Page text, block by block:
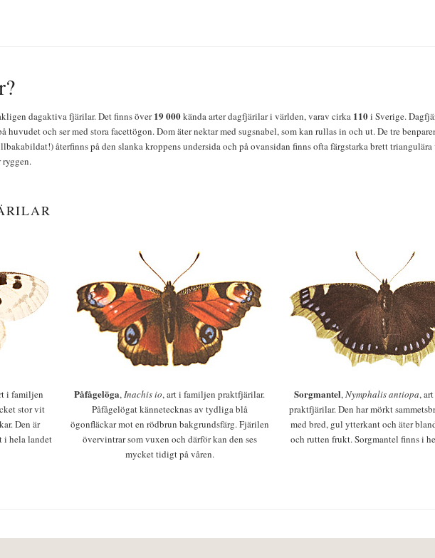
dagaktiva fjärilar. Det finns över19 000kända arter dagfjärilar i världen, varav cirka 110i Sverige.
huvudet och ser med stora facettögon. Dom äter nektar med sugsnabel, som kan rullas in och ut. De tre
återfinns på den slanka kroppens undersida och på ovansidan finns ofta färgstarka brett
ryggen.
i familjen
stor vit
Den är
i hela landet
Påfågelöga,Inachis io, art i familjen praktfjärilar.
Påfågelögat kännetecknas av tydliga blå
ögonfläckar mot en rödbrun bakgrundsfärg. Fjärilen
övervintrar som vuxen och därför kan den ses
mycket tidigt på våren.
Sorgmantel,Nymphalis antiopa,
praktfjärilar. Den har mörkt
med bred, gul ytterkant och äter
och rutten frukt. Sorgmantel finns i